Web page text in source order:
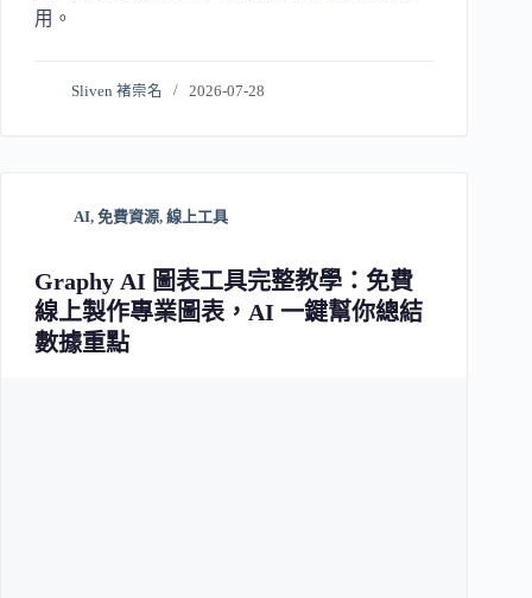
用。
Sliven 褚崇名 2026-07-28
AI, 免費資源, 線上工具
Graphy AI 圖表工具完整教學：免費
線上製作專業圖表，AI 一鍵幫你總結
數據重點